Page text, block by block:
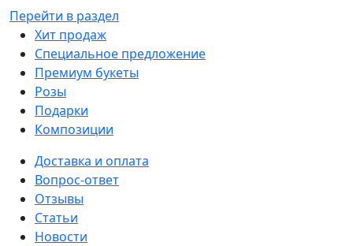
Перейти в раздел
Хит продаж
Специальное предложение
Премиум букеты
Розы
Подарки
Композиции
Доставка и оплата
Вопрос-ответ
Отзывы
Статьи
Новости